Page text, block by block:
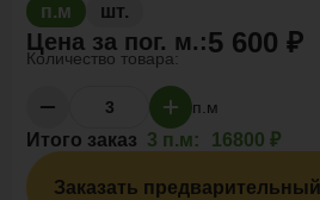
п.м шт.
Цена за пог. м.:5 600 ₽
Количество товара:
п.м
Итого заказ 3 п.м: 16800 ₽
Заказать